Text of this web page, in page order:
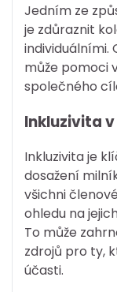
Jedním ze
je zdůraznit
individuálními.
může pomoci
společného
Inkluzivita
Inkluzivita je
dosažení
všichni
ohledu na
To může
zdrojů pro ty,
účasti.